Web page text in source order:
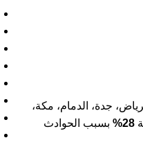
جدة، الدمام، مكة،
28%
بسبب الحوادث